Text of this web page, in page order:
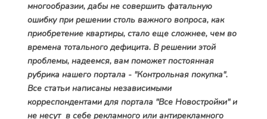
многообразии, дабы не совершить фатальную
ошибку при решении столь важного вопроса, как
приобретение квартиры, стало еще сложнее, чем во
времена тотального дефицита. В решении этой
проблемы, надеемся, вам поможет постоянная
рубрика нашего портала - "Контрольная покупка".
Все статьи написаны независимыми
корреспондентами для портала "Все Новостройки" и
не несут в себе рекламного или антирекламного